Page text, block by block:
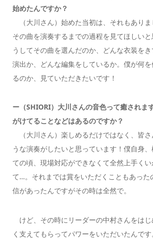
始めたんですか？
（大川さん） 始めた当初は、それもありま
その曲を演奏するまでの過程を見てほしい
うしてその曲を選んだのか、どんな衣装を
演出か、どんな編集をしているか。僕が何
るのか、見ていただきたいです！
ー（SHIORI）大川さんの音色って癒されま
がけてることなどはあるのですか？
（大川さん） 楽しめるだけではなく、皆
うな演奏がしたいと思っています！僕自身
ての頃、現場対応ができなくて全然上手く
て…。それまでは賞をいただくこともあった
信があったんですがその時は全然で。
けど、その時にリーダーの中村さんをは
く支えてもらってパワーをいただいたんで